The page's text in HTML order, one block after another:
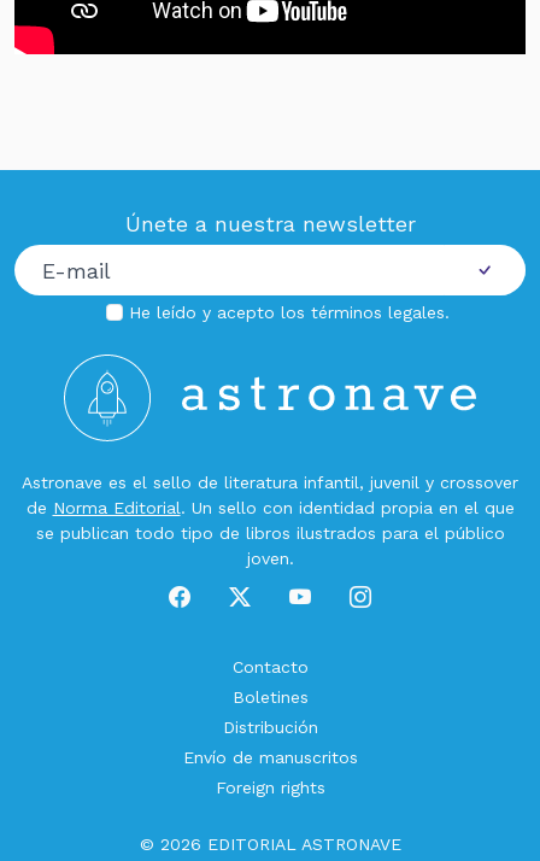
Únete a nuestra newsletter
He leído y acepto los términos legales.
Astronave es el sello de literatura infantil, juvenil y crossover
de Norma Editorial. Un sello con identidad propia en el que
se publican todo tipo de libros ilustrados para el público
joven.
Contacto
Boletines
Distribución
Envío de manuscritos
Foreign rights
© 2026 EDITORIAL ASTRONAVE